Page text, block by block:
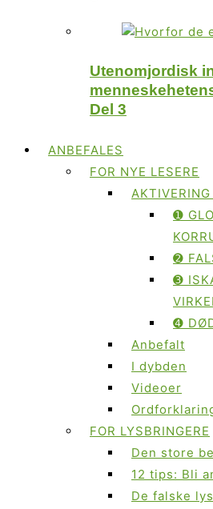
Utenomjordisk
Del 3
ANBEFALES
FOR NYE LESERE
➊
➋
➌
➍
Anbefalt
I dybden
Videoer
FOR LYSBRINGERE
Den store
12 tips: Bli
De falske